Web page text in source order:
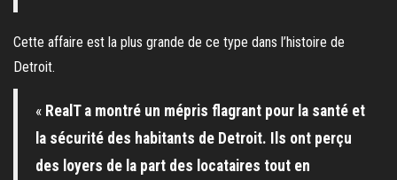
Cette affaire est la plus grande de ce type dans l’histoire de
Detroit.
« RealT a montré un mépris flagrant pour la santé et
la sécurité des habitants de Detroit. Ils ont perçu
des loyers de la part des locataires tout en